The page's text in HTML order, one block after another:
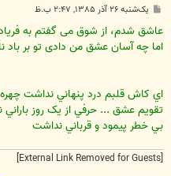
پ
ت
یک‌شنبه ۲۶ آذر ۱۳۸۵, ۲:۴۷ ب.ظ
عاشق شدم، از شوق می گفتم به
اما چه آسان عشق من دادی تو بر باد
اي کاش قلبم درد پنهاني نداشت
تقويم عشق ... حرفي از يک روز
بي خطر پيمود و قرباني نداشت